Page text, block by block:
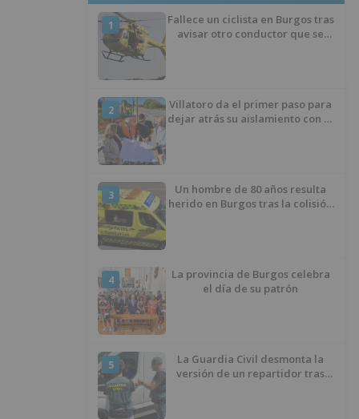
1
Fallece un ciclista en Burgos tras
avisar otro conductor que se
2
Villatoro da el primer paso para
dejar atrás su aislamiento con el
3
Un hombre de 80 años resulta
herido en Burgos tras la colisión
4
La provincia de Burgos celebra
el día de su patrón
5
La Guardia Civil desmonta la
versión de un repartidor tras